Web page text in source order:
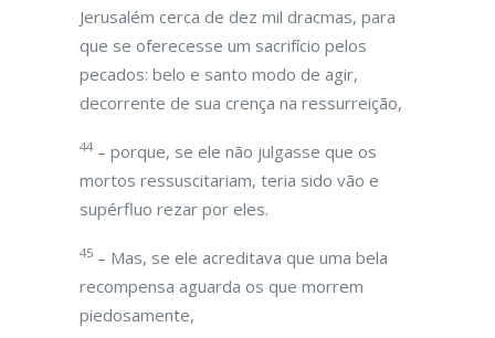
Jerusalém cerca de dez mil dracmas, para
que se oferecesse um sacrifício pelos
pecados: belo e santo modo de agir,
decorrente de sua crença na ressurreição,
44 – porque, se ele não julgasse que os
mortos ressuscitariam, teria sido vão e
supérfluo rezar por eles.
45 – Mas, se ele acreditava que uma bela
recompensa aguarda os que morrem
piedosamente,